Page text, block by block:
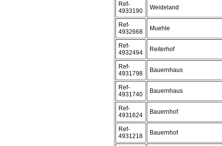
Ref-
4933190
Weideland
Ref-
4932668
Muehle
Ref-
4932494
Reiterhof
Ref-
4931798
Bauernhaus
Ref-
4931740
Bauernhaus
Ref-
4931624
Bauernhof
Ref-
4931218
Bauernhof